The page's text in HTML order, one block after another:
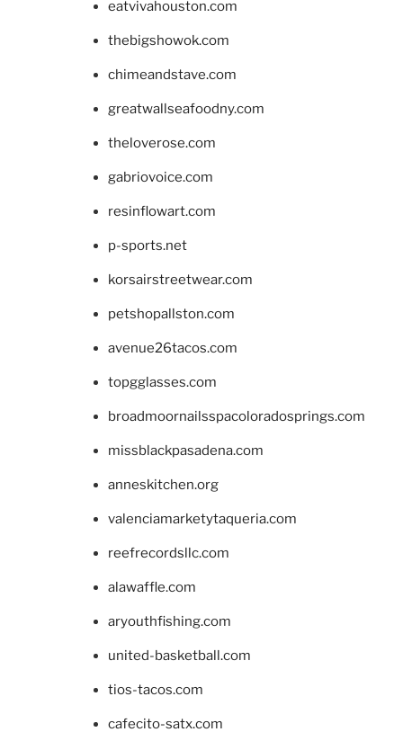
eatvivahouston.com
thebigshowok.com
chimeandstave.com
greatwallseafoodny.com
theloverose.com
gabriovoice.com
resinflowart.com
p-sports.net
korsairstreetwear.com
petshopallston.com
avenue26tacos.com
topgglasses.com
broadmoornailsspacoloradosprings.com
missblackpasadena.com
anneskitchen.org
valenciamarketytaqueria.com
reefrecordsllc.com
alawaffle.com
aryouthfishing.com
united-basketball.com
tios-tacos.com
cafecito-satx.com